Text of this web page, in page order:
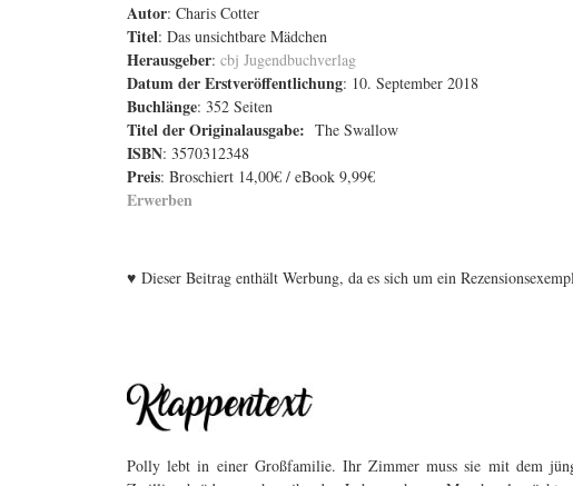
Autor: Charis Cotter
Titel: Das unsichtbare Mädchen
Herausgeber: cbj Jugendbuchverlag
Datum der Erstveröffentlichung: 10. September 2018
Buchlänge: 352 Seiten
Titel der Originalausgabe: The Swallow
ISBN: 3570312348
Preis: Broschiert 14,00€ / eBook 9,99€
Erwerben
♥ Dieser Beitrag enthält Werbung, da es sich um ein
Polly lebt in einer Großfamilie. Ihr Zimmer muss sie mit dem